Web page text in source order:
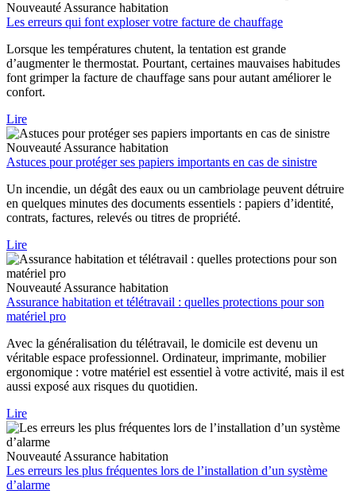
Nouveauté Assurance habitation
Les erreurs qui font exploser votre facture de chauffage
Lorsque les températures chutent, la tentation est grande
d’augmenter le thermostat. Pourtant, certaines mauvaises habitudes
font grimper la facture de chauffage sans pour autant améliorer le
confort.
Lire
Nouveauté Assurance habitation
Astuces pour protéger ses papiers importants en cas de sinistre
Un incendie, un dégât des eaux ou un cambriolage peuvent détruire
en quelques minutes des documents essentiels : papiers d’identité,
contrats, factures, relevés ou titres de propriété.
Lire
Nouveauté Assurance habitation
Assurance habitation et télétravail : quelles protections pour son
matériel pro
Avec la généralisation du télétravail, le domicile est devenu un
véritable espace professionnel. Ordinateur, imprimante, mobilier
ergonomique : votre matériel est essentiel à votre activité, mais il est
aussi exposé aux risques du quotidien.
Lire
Nouveauté Assurance habitation
Les erreurs les plus fréquentes lors de l’installation d’un système
d’alarme